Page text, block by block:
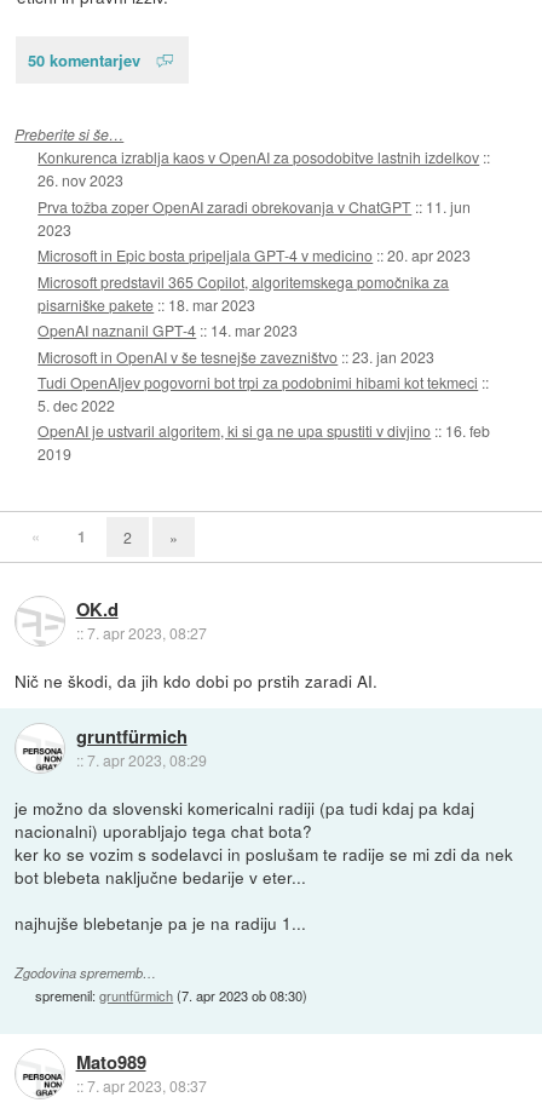
50 komentarjev
Preberite si še…
Konkurenca izrablja kaos v OpenAI za posodobitve lastnih izdelkov ::
26. nov 2023
Prva tožba zoper OpenAI zaradi obrekovanja v ChatGPT :: 11. jun
2023
Microsoft in Epic bosta pripeljala GPT-4 v medicino ::20. apr 2023
Microsoft predstavil 365 Copilot, algoritemskega pomočnika za
pisarniške pakete :: 18. mar 2023
OpenAI naznanil GPT-4 :: 14. mar 2023
Microsoft in OpenAI v še tesnejše zavezništvo ::23. jan 2023
Tudi OpenAIjev pogovorni bot trpi za podobnimi hibami kot tekmeci ::
5. dec 2022
OpenAI je ustvaril algoritem, ki si ga ne upa spustiti v divjino :: 16. feb
2019
« 1 2 »
OK.d
::7. apr 2023, 08:27
Nič ne škodi, da jih kdo dobi po prstih zaradi AI.
gruntfürmich
::7. apr 2023, 08:29
je možno da slovenski komericalni radiji (pa tudi kdaj pa kdaj
nacionalni) uporabljajo tega chat bota?
ker ko se vozim s sodelavci in poslušam te radije se mi zdi da nek
bot blebeta naključne bedarije v eter...
najhujše blebetanje pa je na radiju 1...
Zgodovina sprememb…
spremenil:gruntfürmich(7. apr 2023 ob 08:30)
Mato989
::7. apr 2023, 08:37